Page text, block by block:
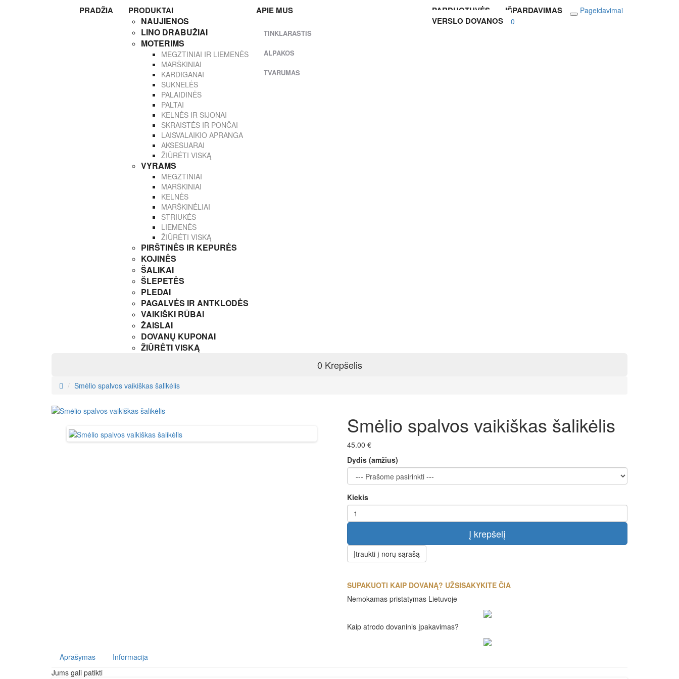
PRADŽIA PRODUKTAI
NAUJIENOS
LINO DRABUŽIAI
MOTERIMS
MEGZTINIAI IR LIEMENĖS
MARŠKINIAI
KARDIGANAI
SUKNELĖS
PALAIDINĖS
PALTAI
KELNĖS IR SIJONAI
SKRAISTĖS IR PONČAI
LAISVALAIKIO APRANGA
AKSESUARAI
ŽIŪRĖTI VISKĄ
VYRAMS
MEGZTINIAI
MARŠKINIAI
KELNĖS
MARŠKINĖLIAI
STRIUKĖS
LIEMENĖS
ŽIŪRĖTI VISKĄ
PIRŠTINĖS IR KEPURĖS
KOJINĖS
ŠALIKAI
ŠLEPETĖS
PLEDAI
PAGALVĖS IR ANTKLODĖS
VAIKIŠKI RŪBAI
ŽAISLAI
DOVANŲ KUPONAI
ŽIŪRĖTI VISKĄ
APIE MUS
TINKLARAŠTIS
ALPAKOS
TVARUMAS
PARDUOTUVĖS
IŠPARDAVIMAS
VERSLO DOVANOS
Pageidavimai
0
0 Krepšelis
Smėlio spalvos vaikiškas šalikėlis
Smėlio spalvos vaikiškas šalikėlis
45.00 €
Dydis (amžius)
Kiekis
Į krepšelį
Įtraukti į norų sąrašą
SUPAKUOTI KAIP DOVANĄ? UŽSISAKYKITE ČIA
Nemokamas pristatymas Lietuvoje
Kaip atrodo dovaninis įpakavimas?
Aprašymas
Informacija
Jums gali patikti